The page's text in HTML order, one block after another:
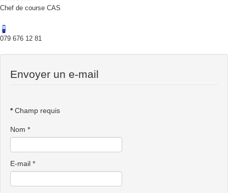
Aide
Chef de course CAS
079 676 12 81
Envoyer un e-mail
*Champ requis
Nom *
E-mail *